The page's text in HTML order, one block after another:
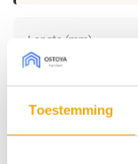
Toestemming
Lengte (mm)
min. 80 — max. 2800 mm